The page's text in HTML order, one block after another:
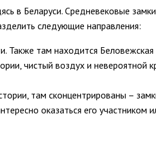
в Беларуси. Средневековые
следующие направления:
Также там находится
чистый воздух и невероятной
там сконцентрированы –
оказаться его участником